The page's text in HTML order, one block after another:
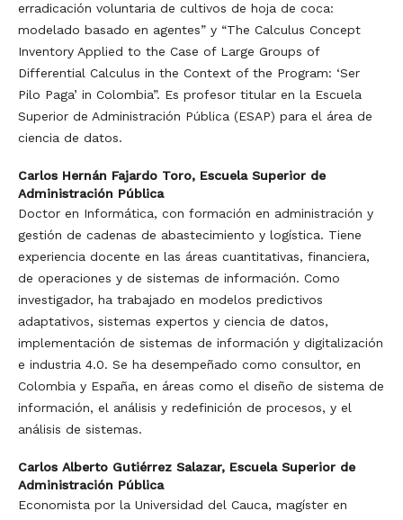
erradicación voluntaria de cultivos de hoja de coca:
modelado basado en agentes” y “The Calculus Concept
Inventory Applied to the Case of Large Groups of
Differential Calculus in the Context of the Program: ‘Ser
Pilo Paga’ in Colombia”. Es profesor titular en la Escuela
Superior de Administración Pública (ESAP) para el área de
ciencia de datos.
Carlos Hernán Fajardo Toro, Escuela Superior de
Administración Pública
Doctor en Informática, con formación en administración y
gestión de cadenas de abastecimiento y logística. Tiene
experiencia docente en las áreas cuantitativas, financiera,
de operaciones y de sistemas de información. Como
investigador, ha trabajado en modelos predictivos
adaptativos, sistemas expertos y ciencia de datos,
implementación de sistemas de información y digitalización
e industria 4.0. Se ha desempeñado como consultor, en
Colombia y España, en áreas como el diseño de sistema de
información, el análisis y redefinición de procesos, y el
análisis de sistemas.
Carlos Alberto Gutiérrez Salazar, Escuela Superior de
Administración Pública
Economista por la Universidad del Cauca, magíster en